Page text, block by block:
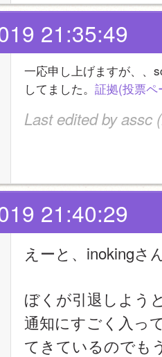
21:35:49
一応申し上げますが、、
してました。 証拠(投票ペ
Last edited by assc
21:40:29
えーと、inokingさ
ぼくが引退しよう
通知にすごく入っ
てきているのでも